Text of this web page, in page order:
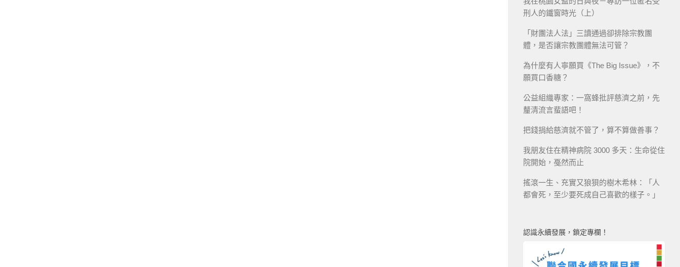
刑人的鐵窗時光（上）
「財團法人法」三讀通過卻排除宗教團
體，是否讓宗教團體無法可管？
為什麼有人寧願買《The Big Issue》，不
願買口香糖？
公益組織專家：一窩蜂批評慈濟之前，先
釐清流言蜚語吧！
把錢捐給慈濟就不管了，算不算做善事？
我朋友住在精神病院 3000 多天：生命從住
院開始，戞然而止
搖滾一生、充實又狼狽的樹木希林：「人
都會死，至少要死成自己喜歡的樣子。」
認識永續發展，鎖定專欄！